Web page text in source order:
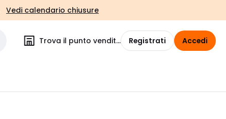
Vedi calendario chiusure
Trova il punto vendita Registrati Accedi